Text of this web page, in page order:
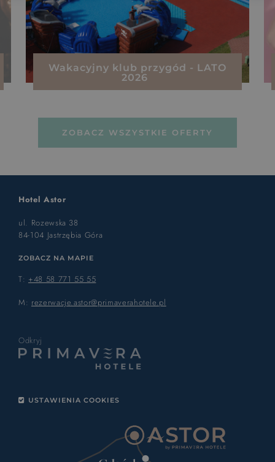
Wakacyjny klub przygód - LATO
2026
ZOBACZ WSZYSTKIE OFERTY
Hotel Astor
ul. Rozewska 38
84-104 Jastrzębia Góra
ZOBACZ NA MAPIE
T: +48 58 771 55 55
M: rezerwacje.astor@primaverahotele.pl
Odkryj
USTAWIENIA COOKIES